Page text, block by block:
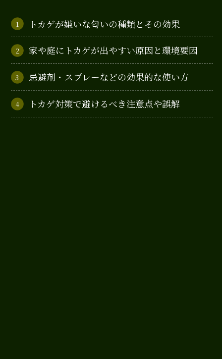
トカゲが嫌いな匂いの種類とその効果
家や庭にトカゲが出やすい原因と環境要因
忌避剤・スプレーなどの効果的な使い方
トカゲ対策で避けるべき注意点や誤解